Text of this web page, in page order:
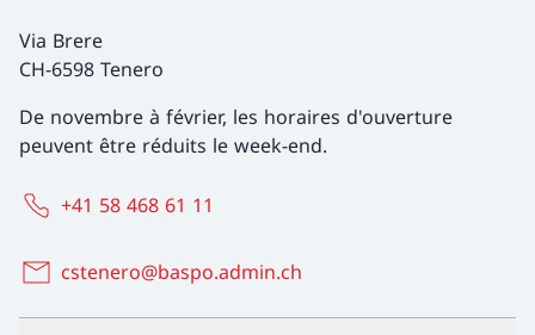
Via Brere
CH-6598 Tenero
De novembre à février, les horaires d'ouverture
peuvent être réduits le week-end.
+41 58 468 61 11
cstenero@baspo.admin.ch